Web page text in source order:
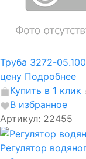
Труба 3272-
цену Подробнее
Купить в 1 клик
В избранное
Артикул: 22455
Регулятор